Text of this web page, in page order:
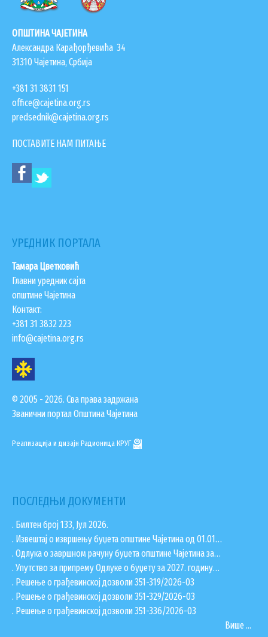
ДОКУМЕНТА
КОНТАКТИ
ЗАПОСЛЕНИ У ОПШТИНСКОЈ УПРАВИ
ВАЖНИ ТЕЛЕФОНИ
ОПШТИНА ЧАЈЕТИНА
Александра Карађорђевића 34
31310 Чајетина, Србија
+381 31 3831 151
office@cajetina.org.rs
predsednik@cajetina.org.rs
ПОСТАВИТЕ НАМ ПИТАЊЕ
УРЕДНИК ПОРТАЛА
Тамара Цветковић
Главни уредник сајта
општине Чајетина
Контакт:
+381 31 3832 223
info@cajetina.org.rs
© 2005 - 2026. Сва права задржана
Званични портал Општина Чајетина
Реализација и дизајн Радионица КРУГ
ПОСЛЕДЊИ ДОКУМЕНТИ
. Билтен број 133, Јул 2026.
. Извештај о извршењу буџета општине Чајетина од 01.01…
. Одлука о завршном рачуну буџета општине Чајетина за…
. Упутство за припрему Одлуке о буџету за 2027. годину…
. Решење о грађевинској дозволи 351-319/2026-03
. Решење о грађевинској дозволи 351-329/2026-03
. Решење о грађевинској дозволи 351-336/2026-03
Више ...